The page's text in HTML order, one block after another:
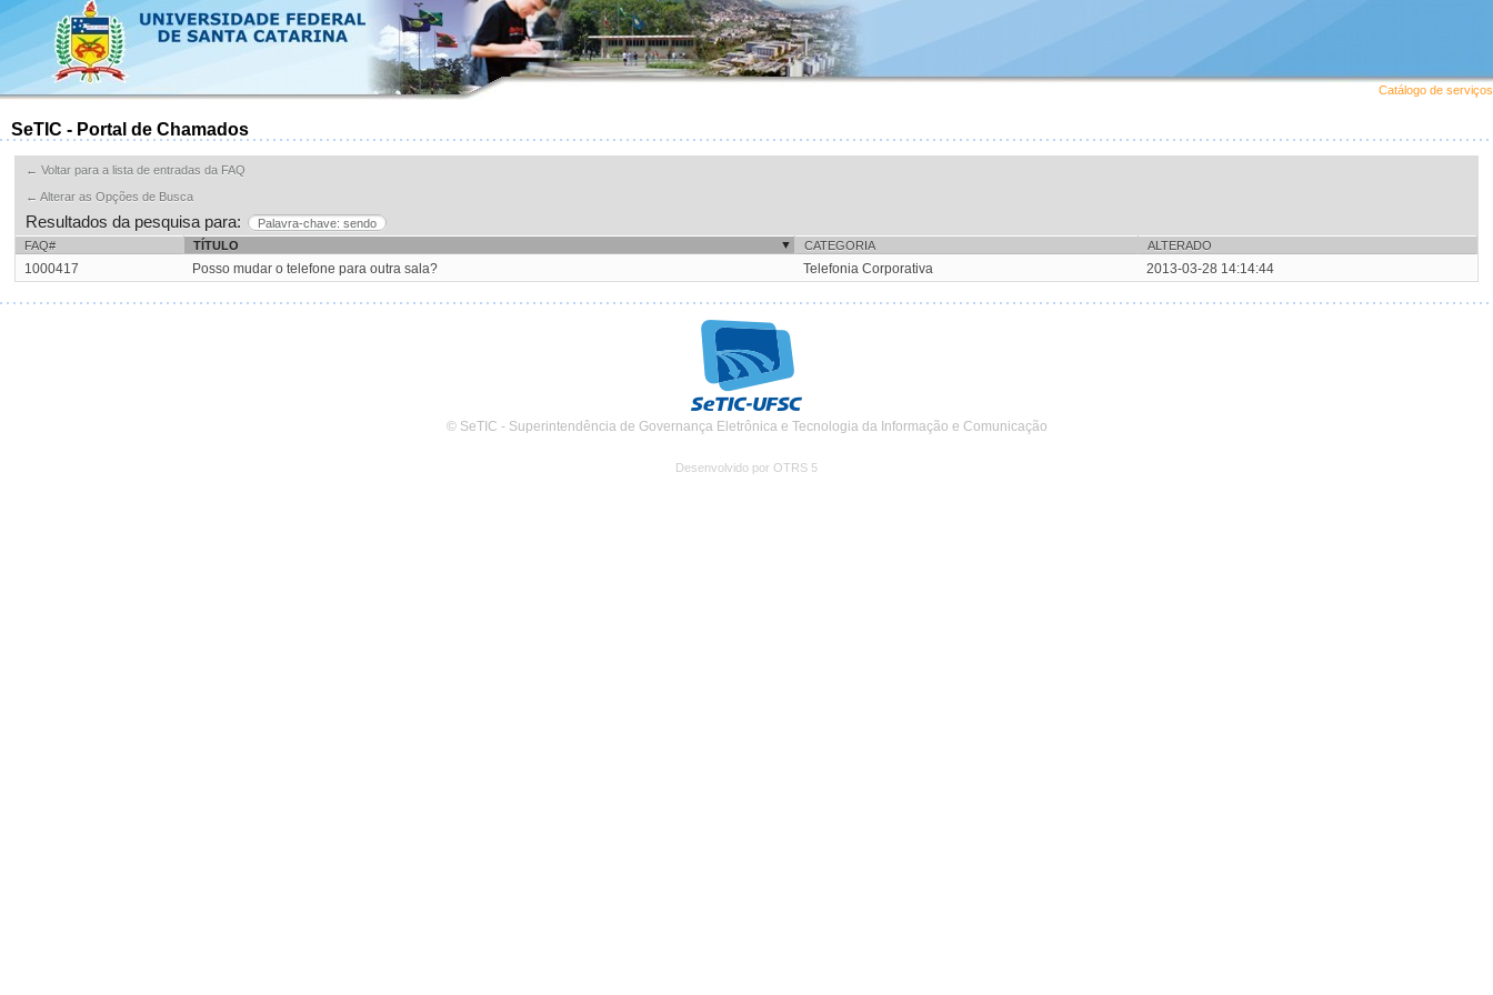
Catálogo de serviços
SeTIC - Portal de Chamados
← Voltar para a lista de entradas da FAQ
← Alterar as Opções de Busca
Resultados da pesquisa para:
Palavra-chave: sendo
FAQ#
TÍTULO CATEGORIA ALTERADO
1000417 Posso mudar o telefone para outra sala? Telefonia Corporativa 2013-03-28 14:14:44
© SeTIC - Superintendência de Governança Eletrônica e Tecnologia da Informação e Comunicação
Desenvolvido por OTRS 5